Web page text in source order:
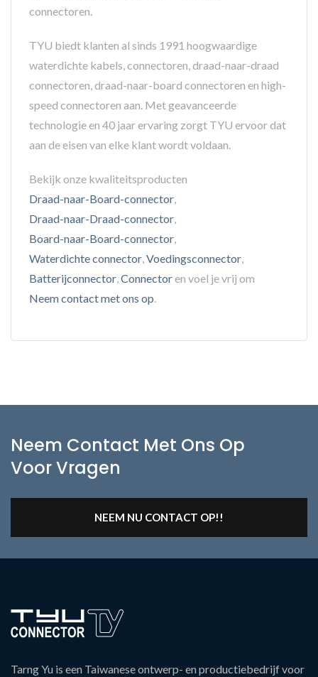
connectoren.
TYU biedt klanten al sinds 1991 hoogwaardige
waterdichte kabels, connectoren, draad-naar-draad
connectoren, draad-naar-board connectoren en high-
speed connectoren aan. Met geavanceerde
technologie en 40 jaar ervaring zorgt TYU ervoor dat
aan de eisen van elke klant wordt voldaan.
Bekijk onze kwaliteitsproducten
Draad-naar-Board-connector,
Draad-naar-Draad-connector,
Board-naar-Board-connector,
Waterdichte connector,Voedingsconnector,
Batterijconnector,Connectoren voel je vrij om
Neem contact met ons op.
Neem Contact Met Ons Op
Voor Vragen
NEEM NU CONTACT OP!!
Tarng Yu is een Taiwanese ontwerp- en productiebedrijf voor